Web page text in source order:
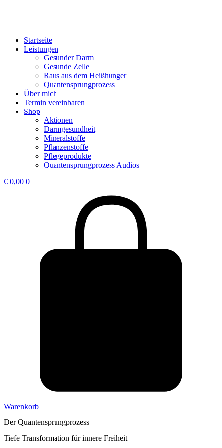
Startseite
Leistungen
Gesunder Darm
Gesunde Zelle
Raus aus dem Heißhunger
Quantensprungprozess
Über mich
Termin vereinbaren
Shop
Aktionen
Darmgesundheit
Mineralstoffe
Pflanzenstoffe
Pflegeprodukte
Quantensprungprozess Audios
€ 0,00 0
Warenkorb
Der Quantensprung­prozess
Tiefe Transformation für innere Freiheit